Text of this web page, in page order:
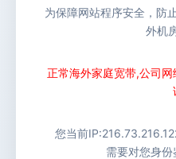
为保障网站程序安全，防
外机
正常海外家庭宽带,公司
您当前IP:
需要对您身